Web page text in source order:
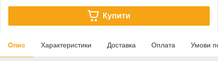
Купити
Опис Характеристики Доставка Оплата Умови